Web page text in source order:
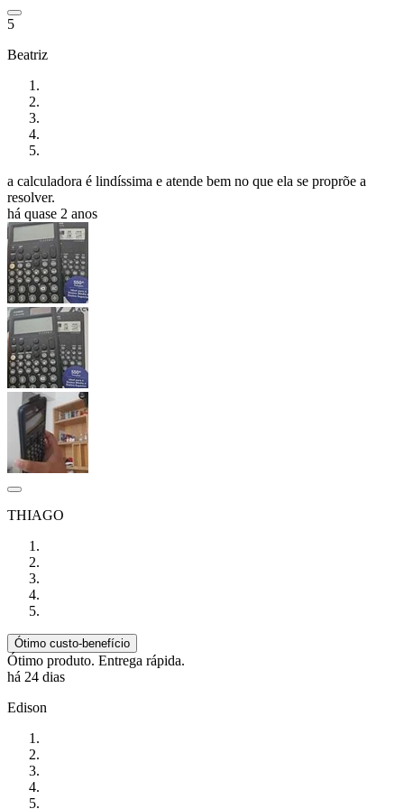
5
Beatriz
a calculadora é lindíssima e atende bem no que ela se proprõe a
resolver.
há quase 2 anos
THIAGO
Ótimo custo-benefício
Ótimo produto. Entrega rápida.
há 24 dias
Edison